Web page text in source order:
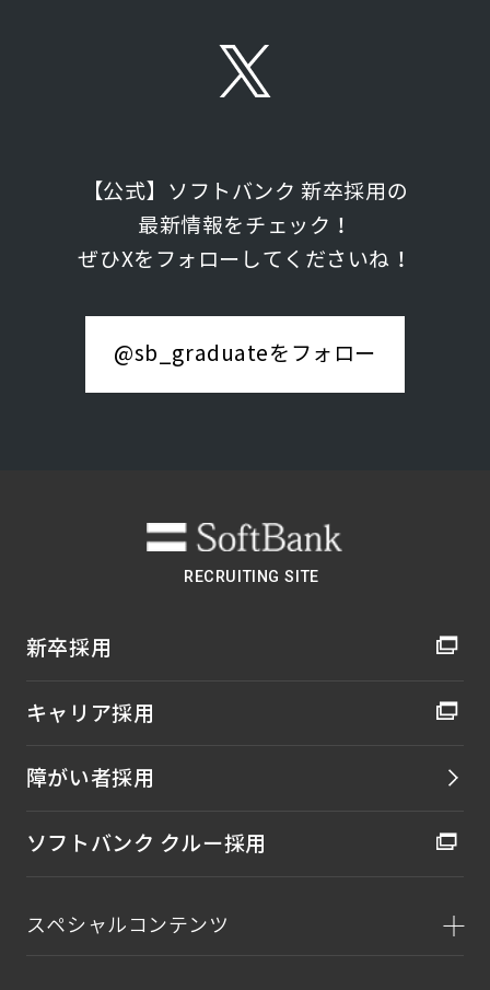
【公式】ソフトバンク 新卒採用の
最新情報をチェック！
ぜひXをフォローしてくださいね！
@sb_graduateをフォロー
RECRUITING SITE
新卒採用
キャリア採用
障がい者採用
ソフトバンク クルー採用
スペシャルコンテンツ